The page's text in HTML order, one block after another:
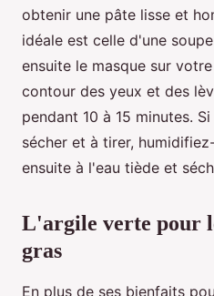
obtenir une pâte lisse et
idéale est celle d'une
ensuite le masque sur
contour des yeux et des
pendant 10 à 15 minutes.
sécher et à tirer,
ensuite à l'eau tiède et
L'argile verte pour
gras
En plus de ses bienfaits